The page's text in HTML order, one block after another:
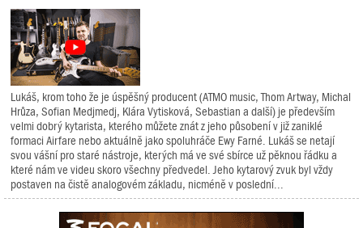
Lukáš, krom toho že je úspěšný producent (ATMO music, Thom Artway, Michal
Hrůza, Sofian Medjmedj, Klára Vytisková, Sebastian a další) je především
velmi dobrý kytarista, kterého můžete znát z jeho působení v již zaniklé
formaci Airfare nebo aktuálně jako spoluhráče Ewy Farné. Lukáš se netají
svou vášní pro staré nástroje, kterých má ve své sbírce už pěknou řádku a
které nám ve videu skoro všechny předvedel. Jeho kytarový zvuk byl vždy
postaven na čistě analogovém základu, nicméně v poslední...